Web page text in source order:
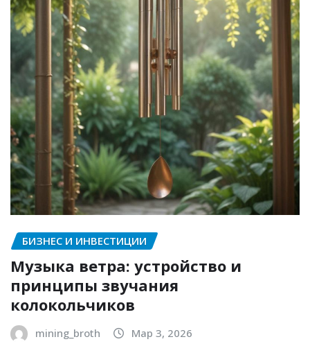
БИЗНЕС И ИНВЕСТИЦИИ
Музыка ветра: устройство и
принципы звучания
колокольчиков
mining_broth Мар 3, 2026